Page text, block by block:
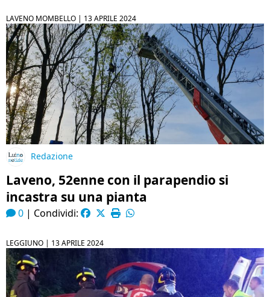
LAVENO MOMBELLO | 13 APRILE 2024
Redazione
Laveno, 52enne con il parapendio si
incastra su una pianta
0 | Condividi:
LEGGIUNO | 13 APRILE 2024